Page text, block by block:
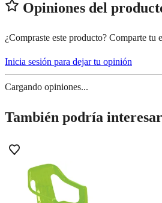
Opiniones del
¿Compraste este producto? Comparte tu
Inicia sesión para dejar tu opinión
Cargando opiniones...
También podría